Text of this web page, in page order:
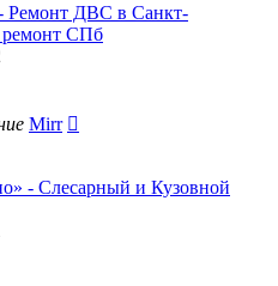
Ремонт ДВС в Санкт-
ремонт СПб
Mirr
- Слесарный и Кузовной